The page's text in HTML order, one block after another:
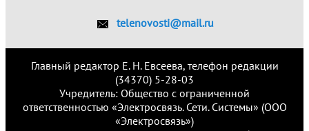
telenovosti@mail.ru
Главный редактор Е. Н. Евсеева, телефон редакции
(34370) 5-28-03
Учредитель: Общество с ограниченной
ответственностью «Электросвязь. Сети. Системы» (ООО
«Электросвязь»)